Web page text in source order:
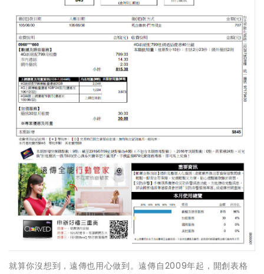
就算你沒想到，遠傳也用心做到。遠傳自2009年起，開創表格